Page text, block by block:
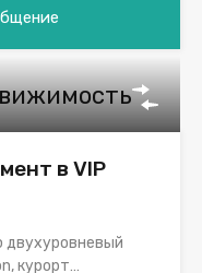
в VIP
двухуровневый
курорт…